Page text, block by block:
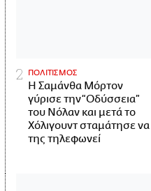
ΠΟΛΙΤΙΣΜΟΣ
Η Σαμάνθα Μόρτον
γύρισε την “Οδύσσεια”
του Νόλαν και μετά το
Χόλιγουντ σταμάτησε να
της τηλεφωνεί